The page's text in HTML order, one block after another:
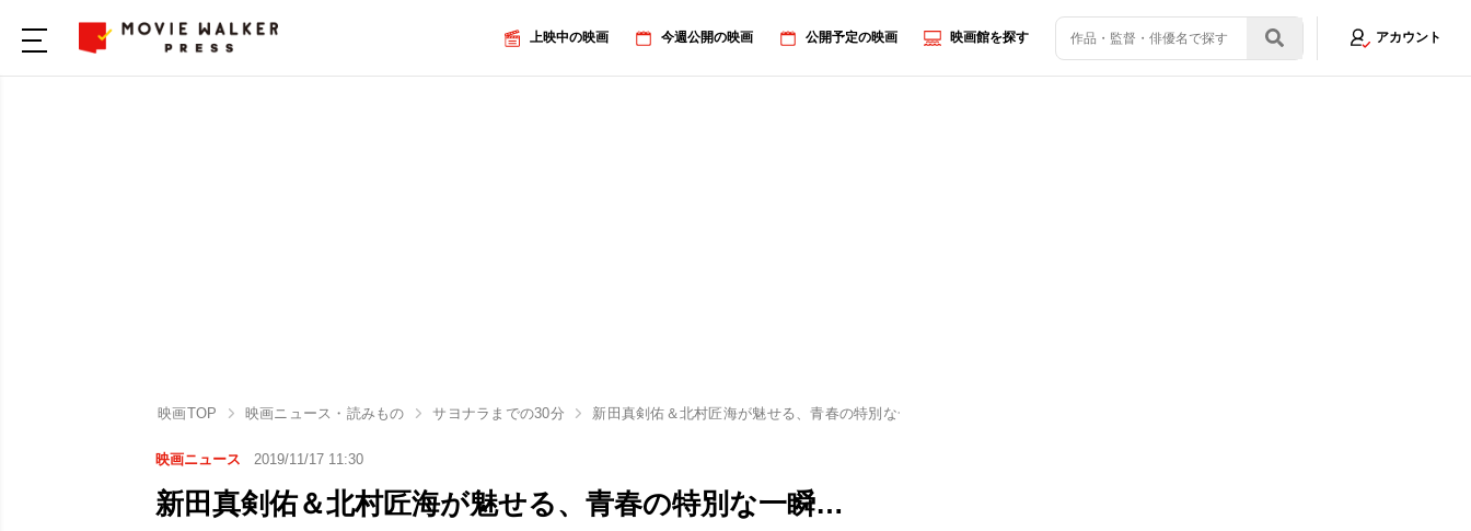
上映中の映画 今週公開の映画 公開予定の映画 映画館を探す アカウント
映画TOP 映画ニュース・読みもの サヨナラまでの30分 新田真剣佑＆北村匠海が魅せる、青春の特別な一瞬…『サヨナラまでの30分』に注目＜写真10点＞
映画ニュース 2019/11/17 11:30
新田真剣佑＆北村匠海が魅せる、青春の特別な一瞬…